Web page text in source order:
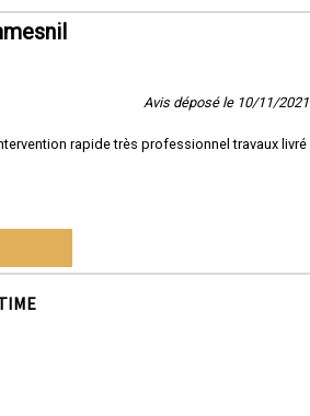
Avis déposé le 10/11/2021
rapide très professionnel travaux livré